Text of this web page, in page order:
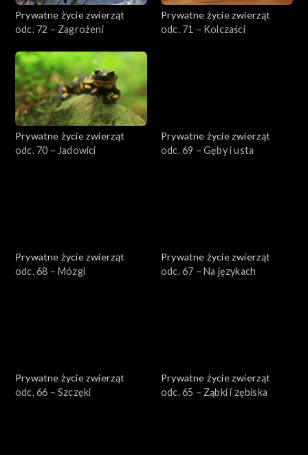
Prywatne życie zwierząt
odc. 72 – Zagrożeni
Prywatne życie zwierząt
odc. 71 – Kolczaści
Prywatne życie zwierząt
odc. 70 – Jadowici
Prywatne życie zwierząt
odc. 69 – Gęby i usta
Prywatne życie zwierząt
odc. 68 – Mózgi
Prywatne życie zwierząt
odc. 67 – Na językach
Prywatne życie zwierząt
odc. 66 – Szczęki
Prywatne życie zwierząt
odc. 65 – Ząbki i zębiska